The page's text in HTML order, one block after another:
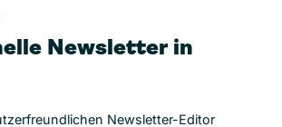
Newsletter in
Newsletter-Editor